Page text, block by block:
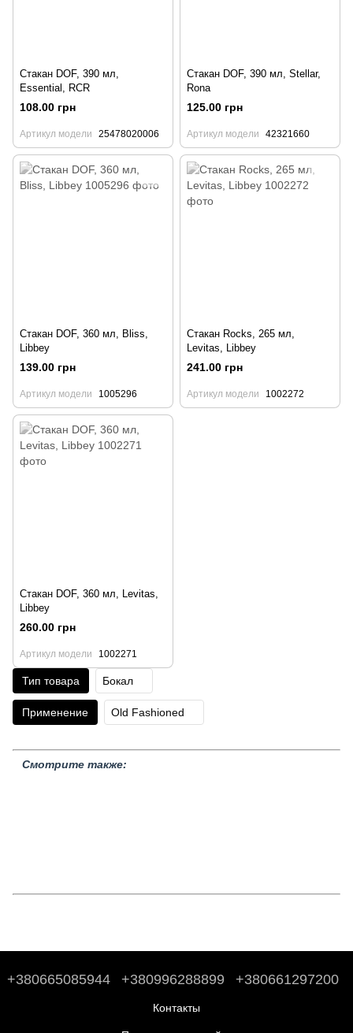
Стакан DOF, 390 мл,
Essential, RCR
108.00 грн
Артикул модели 25478020006
Стакан DOF, 390 мл, Stellar,
Rona
125.00 грн
Артикул модели 42321660
Стакан DOF, 360 мл, Bliss,
Libbey
139.00 грн
Артикул модели 1005296
Стакан Rocks, 265 мл,
Levitas, Libbey
241.00 грн
Артикул модели 1002272
Стакан DOF, 360 мл, Levitas,
Libbey
260.00 грн
Артикул модели 1002271
Смотрите также:
Тип товара Бокал
Применение Old Fashioned
+380665085944 +380996288899 +380661297200
Контакты